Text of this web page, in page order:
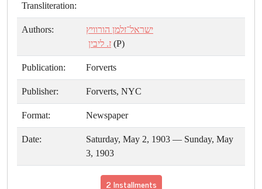
Transliteration:
Authors:
ישראל־זלמן הורוויץ
ז. ליבין (P)
Publication: Forverts
Publisher: Forverts, NYC
Format: Newspaper
Date:
Saturday, May 2, 1903 — Sunday, May
3, 1903
2 Installments